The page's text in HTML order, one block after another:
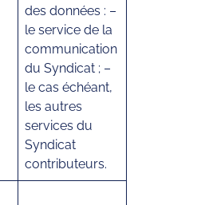
des données : –
le service de la
communication
du Syndicat ; –
le cas échéant,
les autres
services du
Syndicat
contributeurs.